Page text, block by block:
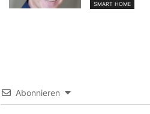
SMART HOME
Abonnieren